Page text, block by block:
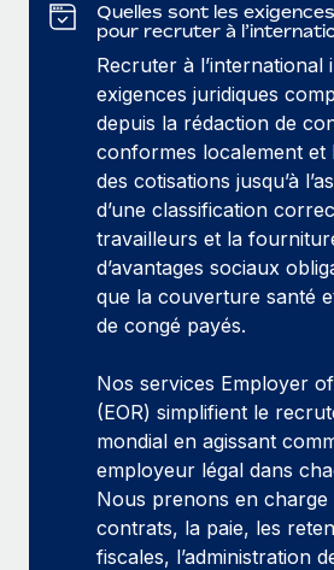
Quelles sont les
pour recruter à
Recruter à l’international
exigences juridiques
depuis la rédaction de
conformes localement et
des cotisations jusqu’à
d’une classification
travailleurs et la
d’avantages sociaux
que la couverture santé
de congé payés.
Nos services Employer
(EOR) simplifient le
mondial en agissant
employeur légal dans
Nous prenons en charge
contrats, la paie, les
fiscales, l’administration